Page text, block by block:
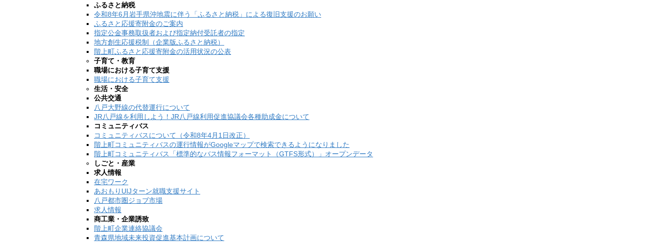
ふるさと納税
令和8年6月岩手県沖地震に伴う「ふるさと納税」による復旧支援のお願い
ふるさと応援寄附金のご案内
指定公金事務取扱者および指定納付受託者の指定
地方創生応援税制（企業版ふるさと納税）
階上町ふるさと応援寄附金の活用状況の公表
子育て・教育
職場における子育て支援
職場における子育て支援
生活・安全
公共交通
八戸大野線の代替運行について
JR八戸線を利用しよう！JR八戸線利用促進協議会各種助成金について
コミュニティバス
コミュニティバスについて（令和8年4月1日改正）
階上町コミュニティバスの運行情報がGoogleマップで検索できるようになりました
階上町コミュニティバス「標準的なバス情報フォーマット（GTFS形式）」オープンデータ
しごと・産業
求人情報
在宅ワーク
あおもりUIJターン就職支援サイト
八戸都市圏ジョブ市場
求人情報
商工業・企業誘致
階上町企業連絡協議会
青森県地域未来投資促進基本計画について